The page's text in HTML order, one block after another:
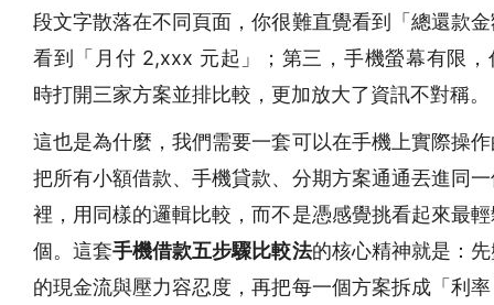
段文字散落在不同頁面，你很難直覺看到「總還款
看到「月付 2,xxx 元起」；第三，手機螢幕有限，
時打開三家方案並排比較，更加放大了資訊不對稱。
這也是為什麼，我們需要一套可以在手機上實際操
把所有小額借款、手機貸款、分期方案通通丟進同
裡，用同樣的邏輯比較，而不是憑感覺挑看起來最
個。這套手機借款五步驟比較法的核心精神就是：
的現金流與壓力容忍度，再把每一個方案拆成「利